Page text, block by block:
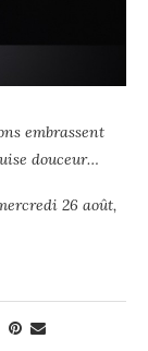
embrassent
douceur…
26 août,